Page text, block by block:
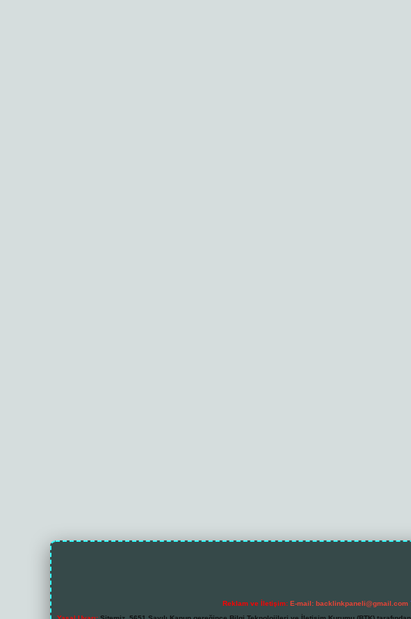
Reklam ve İletişim: E-mail: backlinkpaneli@gmail.com